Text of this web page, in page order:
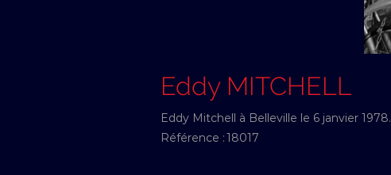
Eddy MITCHELL
Eddy Mitchell à Belleville le 6 janvier 1978.
Référence :18017